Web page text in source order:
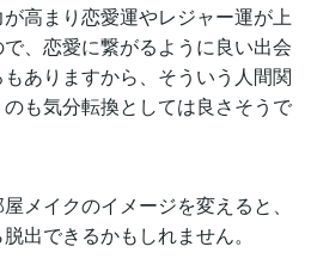
高まり恋愛運やレジャー運が上
、恋愛に繋がるように良い出会
ありますから、そういう人間関
も気分転換としては良さそうで
メイクのイメージを変えると、
出できるかもしれません。